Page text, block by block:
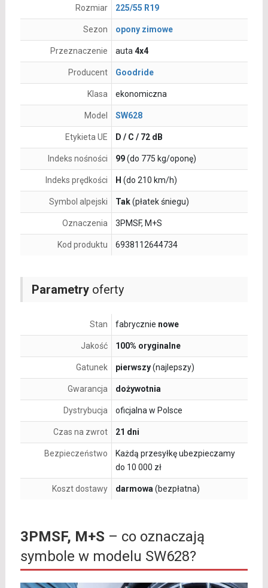
Parametryoferty
Stan fabrycznie nowe
Jakość 100% oryginalne
Gatunek pierwszy(najlepszy)
Gwarancja dożywotnia
Dystrybucja oficjalna w Polsce
Czas na zwrot 21 dni
Bezpieczeństwo
Każdą przesyłkę ubezpieczamy
do 10 000 zł
Koszt dostawy darmowa (bezpłatna)
Rozmiar 225/55 R19
Sezon opony zimowe
Przeznaczenie auta 4x4
Producent Goodride
Klasa ekonomiczna
Model SW628
Etykieta UE D / C / 72 dB
Indeks nośności 99(do 775 kg/oponę)
Indeks prędkości H (do 210 km/h)
Symbol alpejski Tak(płatek śniegu)
Oznaczenia 3PMSF, M+S
Kod produktu 6938112644734
3PMSF, M+S – co oznaczają
symbole w modelu SW628?